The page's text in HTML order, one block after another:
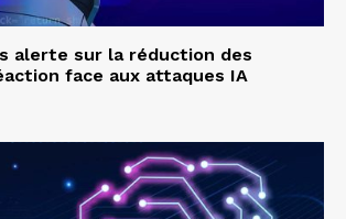
alerte sur la réduction des
face aux attaques IA